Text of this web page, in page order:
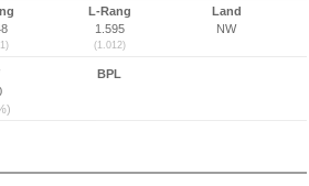
L-Rang
1.595
(1.012)
Land
NW
BPL